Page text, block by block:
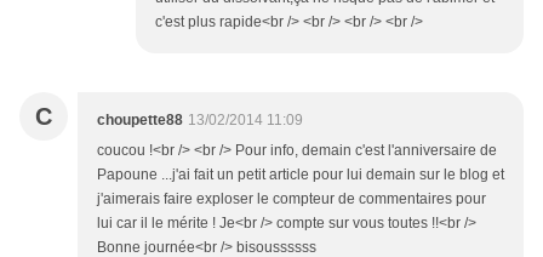
c'est plus rapide<br /> <br /> <br /> <br />
C choupette88 13/02/2014 11:09
coucou !<br /> <br /> Pour info, demain c'est l'anniversaire de
Papoune ...j'ai fait un petit article pour lui demain sur le blog et
j'aimerais faire exploser le compteur de commentaires pour
lui car il le mérite ! Je<br /> compte sur vous toutes !!<br />
Bonne journée<br /> bisoussssss